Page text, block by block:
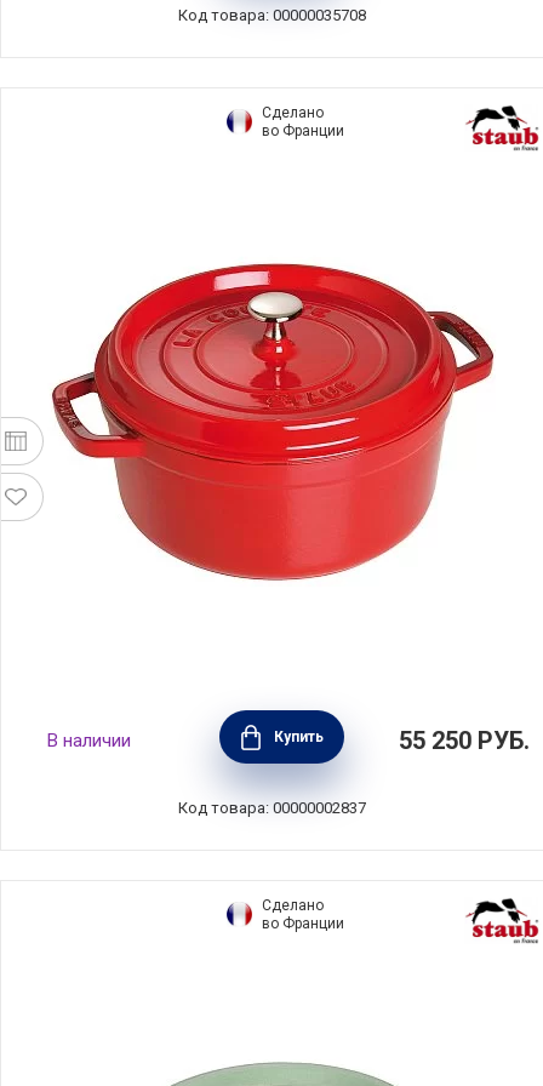
Код товара: 00000035708
Сделано
во Франции
Кокот круглый чугунный 8,4 л цвет
вишневый, диаметр 30 см, Staub, Франция,
1103006
В наличии Купить 55 250 РУБ.
Код товара: 00000002837
Сделано
во Франции